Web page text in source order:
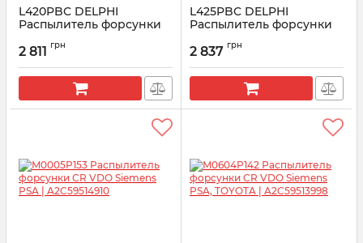
L420PBC DELPHI
Распылитель форсунки
Артикул:
2 811 грн
L425PBC DELPHI
Распылитель форсунки
Артикул:
2 837 грн